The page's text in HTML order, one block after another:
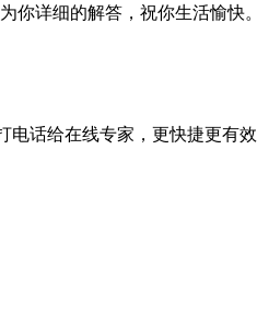
你详细的解答，祝你生活愉快。
话给在线专家，更快捷更有效